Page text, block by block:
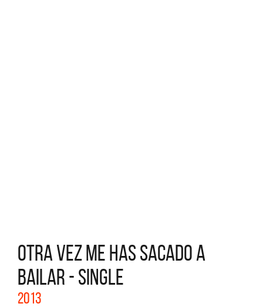
OTRA VEZ ME HAS SACADO A
BAILAR - SINGLE
2013